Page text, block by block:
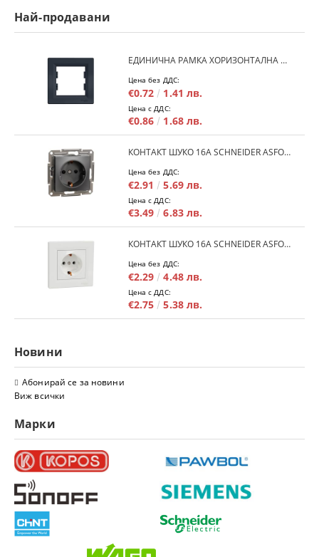
Най-продавани
ЕДИНИЧНА РАМКА ХОРИЗОНТАЛНА SCHNEIDER ASFORA EPH5800171 - АНТРАЦИТ
Цена без ДДС:
€0.72 1.41 лв.
Цена с ДДС:
€0.86 1.68 лв.
КОНТАКТ ШУКО 16A SCHNEIDER ASFORA EPH2900171 - АНРАЦИТ
Цена без ДДС:
€2.91 5.69 лв.
Цена с ДДС:
€3.49 6.83 лв.
КОНТАКТ ШУКО 16A SCHNEIDER ASFORA EPH2900121 - БЯЛ
Цена без ДДС:
€2.29 4.48 лв.
Цена с ДДС:
€2.75 5.38 лв.
Новини
Абонирай се за новини
Виж всички
Марки